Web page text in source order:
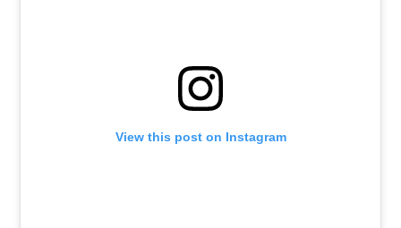
View this post on Instagram